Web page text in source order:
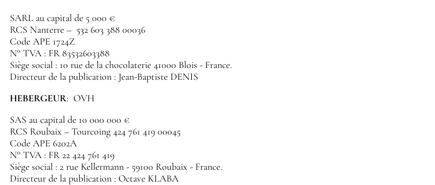
SARL au capital de 5 000 €
RCS Nanterre – 532 603 388 00036
Code APE 1724Z
N° TVA : FR 83532603388
Siège social : 10 rue de la chocolaterie 41000 Blois - France.
Directeur de la publication : Jean-Baptiste DENIS
HEBERGEUR: OVH
SAS au capital de 10 000 000 €
RCS Roubaix – Tourcoing 424 761 419 00045
Code APE 6202A
N° TVA : FR 22 424 761 419
Siège social : 2 rue Kellermann - 59100 Roubaix - France.
Directeur de la publication : Octave KLABA